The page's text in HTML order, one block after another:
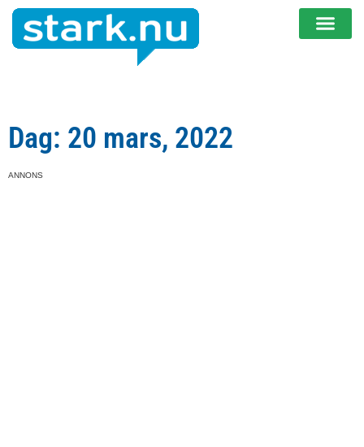
Dag: 20 mars, 2022
ANNONS